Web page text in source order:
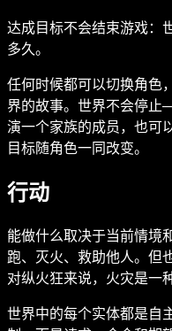
达成目标不会结束游戏：
多久。
任何时候都可以切换角色
界的故事。世界不会停
演一个家族的成员，也可
目标随角色一同改变。
行动
能做什么取决于当前情
跑、灭火、救助他人。但
对纵火狂来说，火灾是一
世界中的每个实体都是自